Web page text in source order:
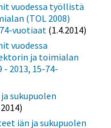
vuodessa työllistä
(TOL 2008)
74-vuotiaat(1.4.2014)
vuodessa
ja toimialan
- 2013, 15-74-
sukupuolen
iän ja sukupuolen